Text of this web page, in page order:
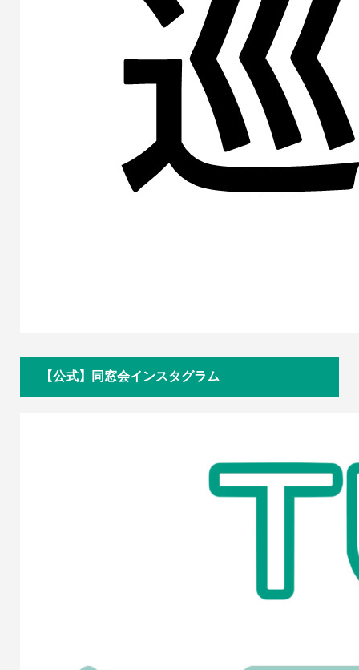
【公式】同窓会インスタグラム